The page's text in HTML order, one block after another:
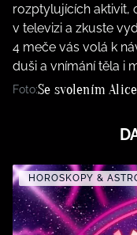
rozptylujících aktivit,
v televizi a zkuste
4 meče vás volá k
duši a vnímání těla i
Foto:Se svolením
HOROSKOPY &